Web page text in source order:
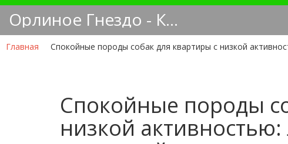
Орлиное Гнездо - Кинологический блог
Главная Спокойные породы собак для квартиры с низкой
Спокойные породы
низкой